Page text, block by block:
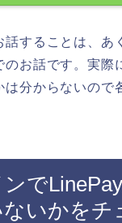
話することは、
のお話です。実
分からないので
で
いかをチ